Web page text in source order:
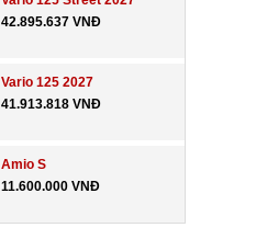
42.895.637 VNĐ
Vario 125 2027
41.913.818 VNĐ
Amio S
11.600.000 VNĐ